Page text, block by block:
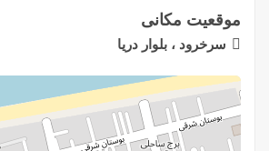
موقعیت مکانی
سرخرود ، بلوار دریا